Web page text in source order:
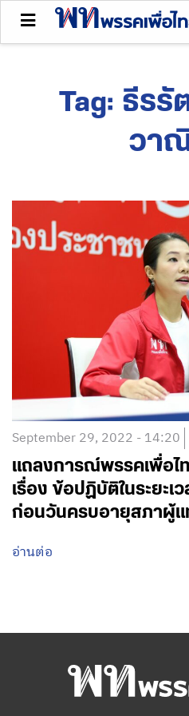
Tag: ธีรรั
วา
September 29, 2022 - 14:20
แถลงการณ์พรรคเพื่อไ
เรื่อง ข้อปฏิบัติในระยะเ
ก่อนวันครบอายุสภาผู้แ
อ่านต่อ